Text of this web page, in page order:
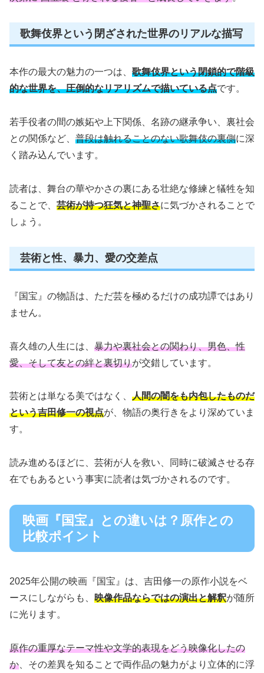
歌舞伎界という閉ざされた世界のリアルな描写
本作の最大の魅力の一つは、 歌舞伎界という閉鎖的で階級
的な世界を、圧倒的なリアリズムで描いている点です。
若手役者の間の嫉妬や上下関係、名跡の継承争い、裏社会
との関係など、 普段は触れることのない歌舞伎の裏側に深
く踏み込んでいます。
読者は、舞台の華やかさの裏にある壮絶な修練と犠牲を知
ることで、 芸術が持つ狂気と神聖さに気づかされることで
しょう。
芸術と性、暴力、愛の交差点
『国宝』の物語は、ただ芸を極めるだけの成功譚ではあり
ません。
喜久雄の人生には、 暴力や裏社会との関わり、男色、性
愛、そして友との絆と裏切りが交錯しています。
芸術とは単なる美ではなく、 人間の闇をも内包したものだ
という吉田修一の視点が、物語の奥行きをより深めていま
す。
読み進めるほどに、芸術が人を救い、同時に破滅させる存
在でもあるという事実に読者は気づかされるのです。
映画『国宝』との違いは？原作との
比較ポイント
2025年公開の映画『国宝』は、吉田修一の原作小説をベ
ースにしながらも、 映像作品ならではの演出と解釈が随所
に光ります。
原作の重厚なテーマ性や文学的表現をどう映像化したの
か 、その差異を知ることで両作品の魅力がより立体的に浮